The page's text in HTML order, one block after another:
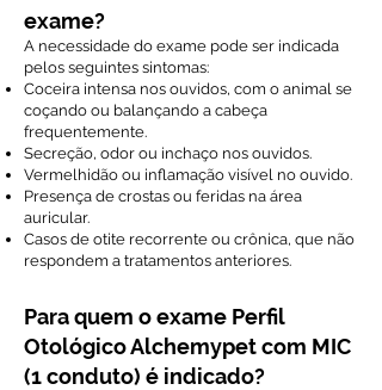
exame?
A necessidade do exame pode ser indicada
pelos seguintes sintomas:
Coceira intensa nos ouvidos, com o animal se
coçando ou balançando a cabeça
frequentemente.
Secreção, odor ou inchaço nos ouvidos.
Vermelhidão ou inflamação visível no ouvido.
Presença de crostas ou feridas na área
auricular.
Casos de otite recorrente ou crônica, que não
respondem a tratamentos anteriores.
Para quem o exame Perfil
Otológico Alchemypet com MIC
(1 conduto) é indicado?